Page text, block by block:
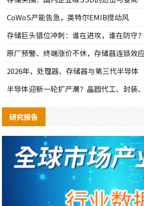
CoWoS产能告急，英特尔EMIB搅动风
存储巨头错位冲刺：谁在进攻，谁在防守？
原厂预警、终端涨价不休，存储器连锁效
2026年，处理器、存储器与第三代半导体
半导体迎新一轮扩产潮？晶圆代工、封装
研究报告